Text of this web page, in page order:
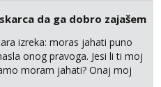
da ga dobro zajašem
izreka: moras jahati puno
onog pravoga. Jesi li ti moj
moram jahati? Onaj moj